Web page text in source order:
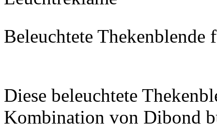
Beleuchtete
Diese beleuchtete
Kombination von Dibond